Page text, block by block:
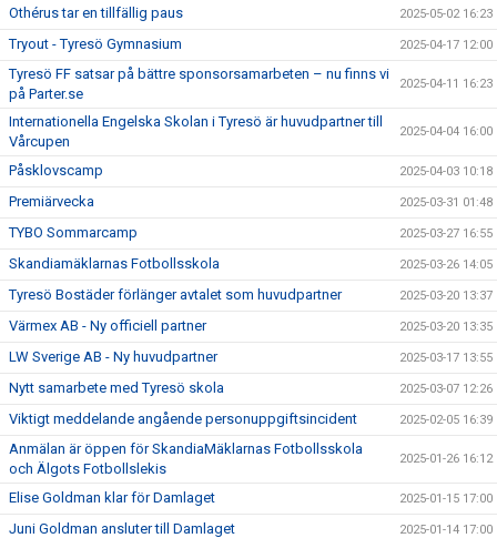
Othérus tar en tillfällig paus 2025-05-02 16:23
Tryout - Tyresö Gymnasium 2025-04-17 12:00
Tyresö FF satsar på bättre sponsorsamarbeten – nu finns vi
på Parter.se
2025-04-11 16:23
Internationella Engelska Skolan i Tyresö är huvudpartner till
Vårcupen
2025-04-04 16:00
Påsklovscamp 2025-04-03 10:18
Premiärvecka 2025-03-31 01:48
TYBO Sommarcamp 2025-03-27 16:55
Skandiamäklarnas Fotbollsskola 2025-03-26 14:05
Tyresö Bostäder förlänger avtalet som huvudpartner 2025-03-20 13:37
Värmex AB - Ny officiell partner 2025-03-20 13:35
LW Sverige AB - Ny huvudpartner 2025-03-17 13:55
Nytt samarbete med Tyresö skola 2025-03-07 12:26
Viktigt meddelande angående personuppgiftsincident 2025-02-05 16:39
Anmälan är öppen för SkandiaMäklarnas Fotbollsskola
och Älgots Fotbollslekis
2025-01-26 16:12
Elise Goldman klar för Damlaget 2025-01-15 17:00
Juni Goldman ansluter till Damlaget 2025-01-14 17:00